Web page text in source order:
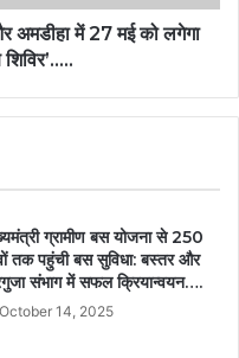
अमडीहा में 27 मई को लगेगा
ग्रामीण बस योजना से 250
तक पहुंची बस सुविधा: बस्तर और
संभाग में सफल क्रियान्वयन….
October 14, 2025